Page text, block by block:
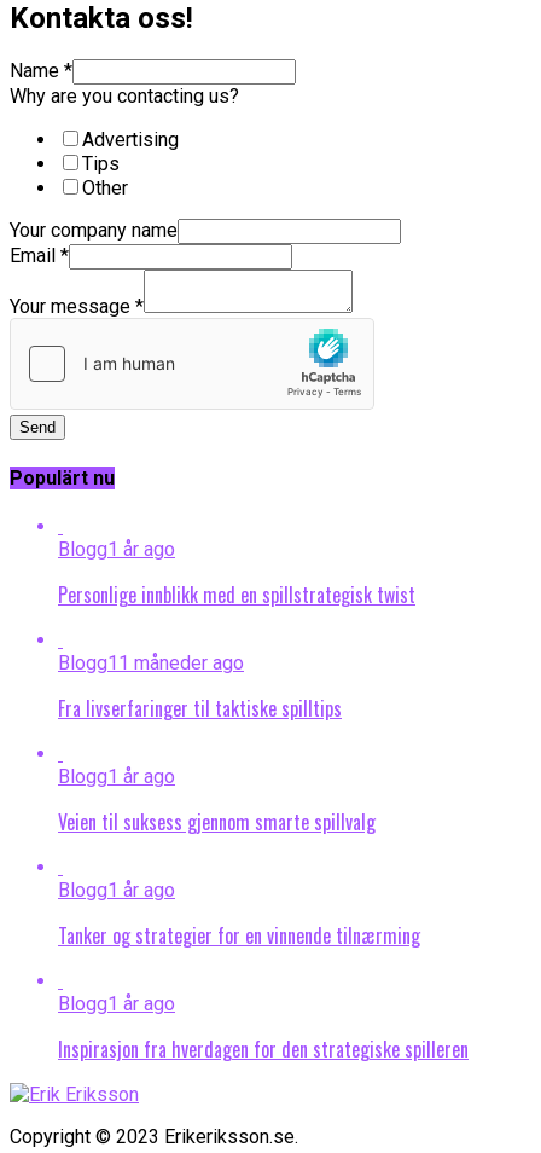
Kontakta oss!
Name *
Why are you contacting us?
Advertising
Tips
Other
Your company name
Email *
Your message *
Send
Populärt nu
Blogg1 år ago
Personlige innblikk med en spillstrategisk twist
Blogg11 måneder ago
Fra livserfaringer til taktiske spilltips
Blogg1 år ago
Veien til suksess gjennom smarte spillvalg
Blogg1 år ago
Tanker og strategier for en vinnende tilnærming
Blogg1 år ago
Inspirasjon fra hverdagen for den strategiske spilleren
Copyright © 2023 Erikeriksson.se.